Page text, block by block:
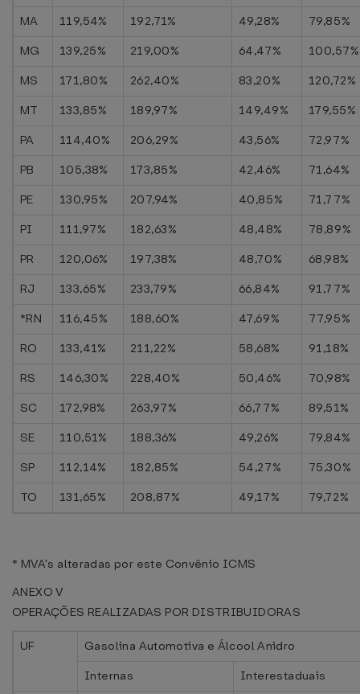
MA
119,54% 192,71% 49,28%
79,85%
MG
139,25% 219,00% 64,47%
100,57%
MS
171,80% 262,40% 83,20%
120,72%
MT
133,85% 189,97% 149,49%
179,55%
PA
114,40% 206,29% 43,56%
72,97%
PB
105,38% 173,85% 42,46%
71,64%
PE
130,95% 207,94% 40,85%
71,77%
PI
111,97% 182,63% 48,48%
78,89%
PR
120,06% 197,38% 48,70%
68,98%
RJ
133,65% 233,79% 66,84%
91,77%
*RN
116,45% 188,60% 47,69%
77,95%
RO
133,41% 211,22% 58,68%
91,18%
RS
146,30% 228,40% 50,46%
70,98%
SC
172,98% 263,97% 66,77%
89,51%
SE
110,51% 188,36% 49,26%
79,84%
SP
112,14% 182,85% 54,27%
75,30%
TO
131,65% 208,87% 49,17% 79,72%
* MVA's alteradas por este Convênio ICMS
ANEXO V
OPERAÇÕES REALIZADAS POR DISTRIBUIDORAS
UF
Gasolina Automotiva e Álcool Anidro
Internas
Interestaduais